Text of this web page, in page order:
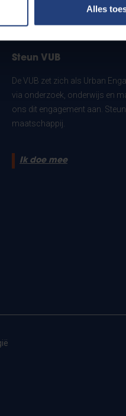
Alles
Steun VUB
De VUB zet zich als Urban
via onderzoek, onderwijs en
ons dit engagement aan.
maatschappij.
Ik doe mee